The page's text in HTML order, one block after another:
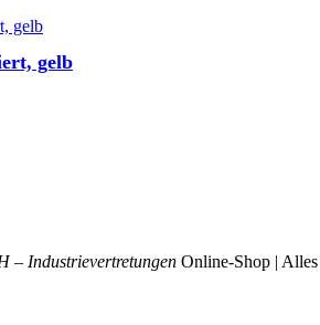
gelb
– Industrievertretungen Online-Shop |